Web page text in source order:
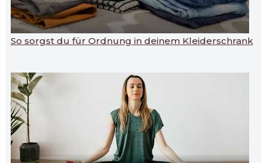
So sorgst du für Ordnung in deinem Kleiderschrank